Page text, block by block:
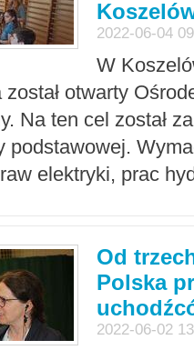
2022-06-04
W
otwarty
Na ten cel został
podstawowej.
elektryki, prac
Od
Polska
2022-06-02